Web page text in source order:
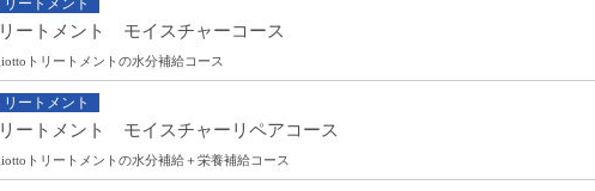
リートメント
リートメント モイスチャーコース
トリートメントの水分補給コース
リートメント
リートメント モイスチャーリペアコース
トリートメントの水分補給＋栄養補給コース